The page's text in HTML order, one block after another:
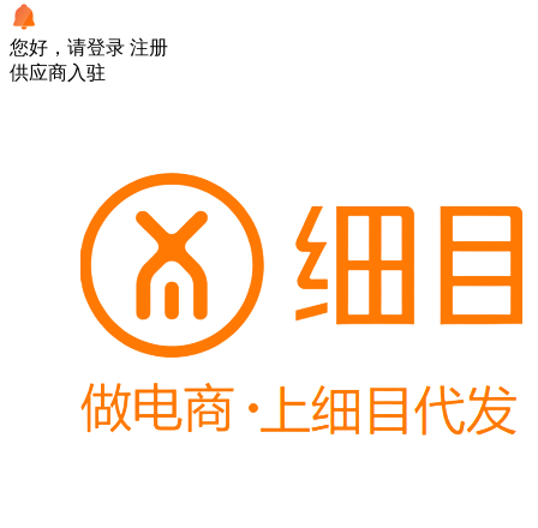
您好，请登录 注册
供应商入驻